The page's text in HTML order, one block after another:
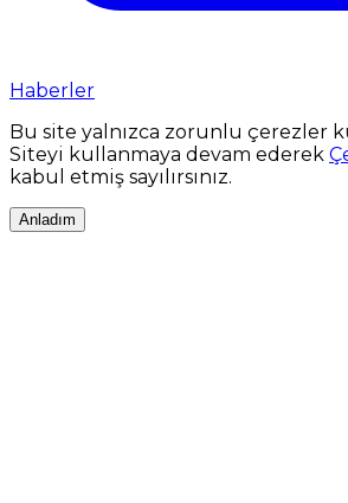
Haberler
Bu site yalnızca zorunlu çerezler
Siteyi kullanmaya devam ederek
kabul etmiş sayılırsınız.
Anladım